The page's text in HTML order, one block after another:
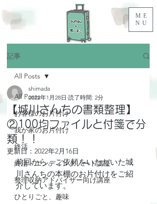
ME
NU
記事
All Posts
お客様のお片付け
我が家のお片付け
終活
終活・エンディングノート講座
整理収納アドバイザー向け講座
ひとりごと、趣味
All Posts
【城川さんちの書類整理】
②100均ファイルと付箋で分
類！！
shimada
2022年1月28日 読了時間: 2分
更新日： 2022年2月16日
前回から、ご依頼をいただいた城
川さんちの本棚のお片付けをご紹
介しています。